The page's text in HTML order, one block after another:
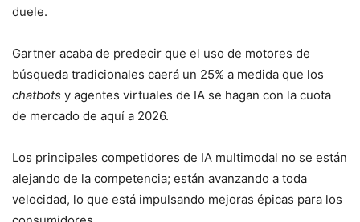
duele.
Gartner acaba de predecir que el uso de motores de
búsqueda tradicionales caerá un 25% a medida que los
chatbots y agentes virtuales de IA se hagan con la cuota
de mercado de aquí a 2026.
Los principales competidores de IA multimodal no se están
alejando de la competencia; están avanzando a toda
velocidad, lo que está impulsando mejoras épicas para los